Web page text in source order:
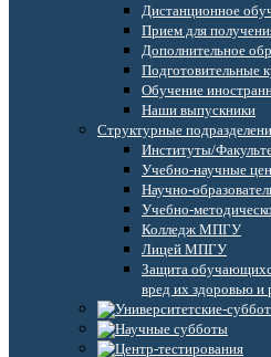
Дистанционное
Прием для
Дополнительное
Подготовительные
Обучение
Наши выпускники
Структурные
Институты/
Учебно-научные
Научно-
Учебно-
Колледж МПГУ
Лицей МПГУ
Защита
вред их здоровью и